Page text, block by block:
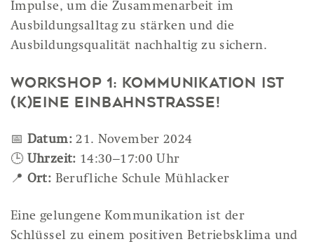
Impulse, um die Zusammenarbeit im
Ausbildungsalltag zu stärken und die
Ausbildungsqualität nachhaltig zu sichern.
Workshop 1: Kommunikation ist
(k)eine Einbahnstraße!
📅 Datum:21. November 2024
🕒 Uhrzeit: 14:30–17:00 Uhr
📍 Ort: Berufliche Schule Mühlacker
Eine gelungene Kommunikation ist der
Schlüssel zu einem positiven Betriebsklima und